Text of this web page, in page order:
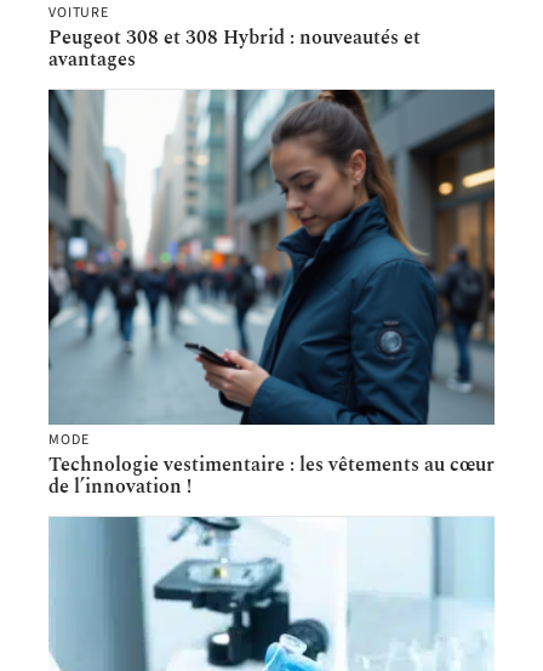
VOITURE
Peugeot 308 et 308 Hybrid : nouveautés et
avantages
MODE
Technologie vestimentaire : les vêtements au cœur
de l’innovation !